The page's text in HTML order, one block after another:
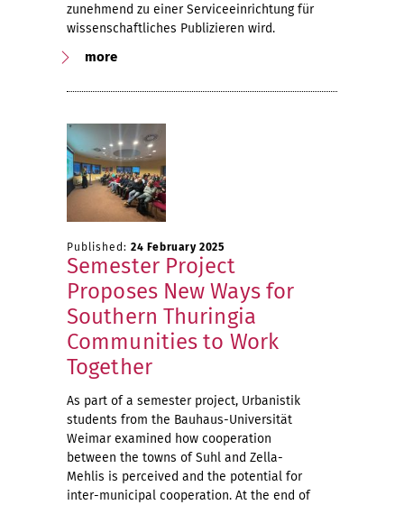
zunehmend zu einer Serviceeinrichtung für
wissenschaftliches Publizieren wird.
more
Published: 24 February 2025
Semester Project
Proposes New Ways for
Southern Thuringia
Communities to Work
Together
As part of a semester project, Urbanistik
students from the Bauhaus-Universität
Weimar examined how cooperation
between the towns of Suhl and Zella-
Mehlis is perceived and the potential for
inter-municipal cooperation. At the end of